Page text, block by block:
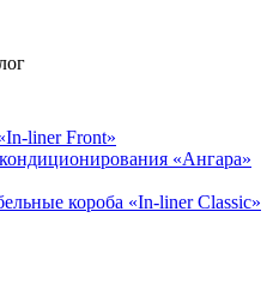
liner Front»
«Ангара»
короба «In-liner Classic»